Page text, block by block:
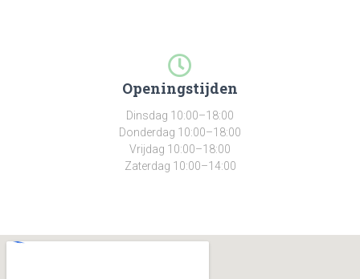
Openingstijden
Dinsdag 10:00–18:00
Donderdag 10:00–18:00
Vrijdag 10:00–18:00
Zaterdag 10:00–14:00